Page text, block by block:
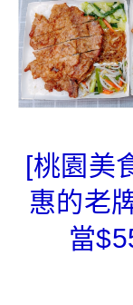
[桃園美
惠的老
當